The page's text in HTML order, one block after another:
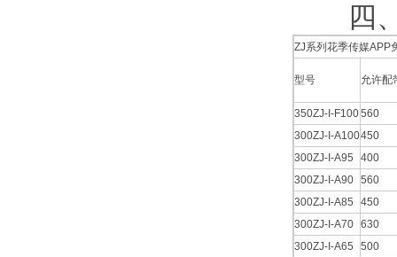
四
ZJ系列花季传媒APP
型号 允许配
350ZJ-I-F100560
300ZJ-I-A100450
300ZJ-I-A95
400
300ZJ-I-A90 560
300ZJ-I-A85
450
300ZJ-I-A70 630
300ZJ-I-A65
500